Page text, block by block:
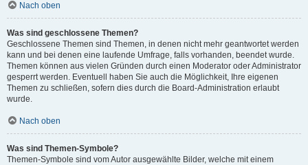
Nach oben
Was sind geschlossene Themen?
Geschlossene Themen sind Themen, in denen nicht mehr geantwortet werden
kann und bei denen eine laufende Umfrage, falls vorhanden, beendet wurde.
Themen können aus vielen Gründen durch einen Moderator oder Administrator
gesperrt werden. Eventuell haben Sie auch die Möglichkeit, Ihre eigenen
Themen zu schließen, sofern dies durch die Board-Administration erlaubt
wurde.
Nach oben
Was sind Themen-Symbole?
Themen-Symbole sind vom Autor ausgewählte Bilder, welche mit einem